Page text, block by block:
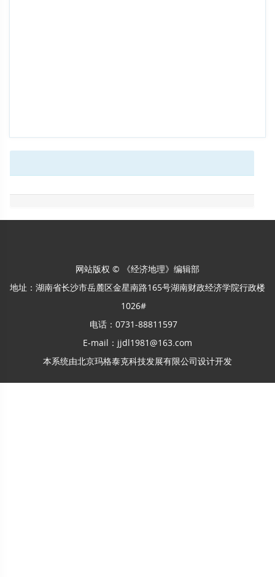
网站版权 © 《经济地理》编辑部
地址：湖南省长沙市岳麓区金星南路165号湖南财政经济学院行政楼
1026#
电话：0731-88811597
E-mail：jjdl1981@163.com
本系统由北京玛格泰克科技发展有限公司设计开发